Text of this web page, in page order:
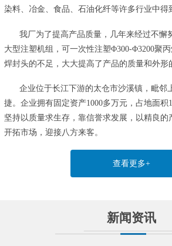
染料、冶金、食品、石油化纤等许多行业中得
我厂为了提高产品质量，几年来经过不懈
大型注塑机组，可一次性注塑Φ300-Φ3200聚
焊封头的不足，大大提高了产品的质量和外形
企业位于长江下游的太仓市沙溪镇，毗邻
捷。企业拥有固定资产1000多万元，占地面积
坚持以质量求生存，靠信誉求发展，以精良
开拓市场，迎接八方来客。
查看更多+
新闻资讯